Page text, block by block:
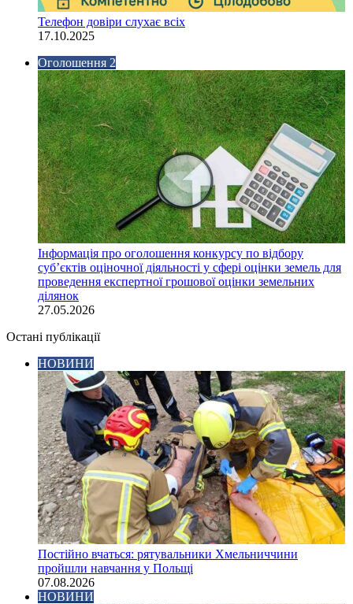
Телефон довіри слухає всіх
17.10.2025
Оголошення 2
Інформація про оголошення конкурсу по відбору
суб’єктів оціночної діяльності у сфері оцінки земель для
проведення експертної грошової оцінки земельних
ділянок
27.05.2026
Остані публікації
НОВИНИ
Постійно вчаться: рятувальники Хмельниччини
пройшли навчання у Польщі
07.08.2026
НОВИНИ